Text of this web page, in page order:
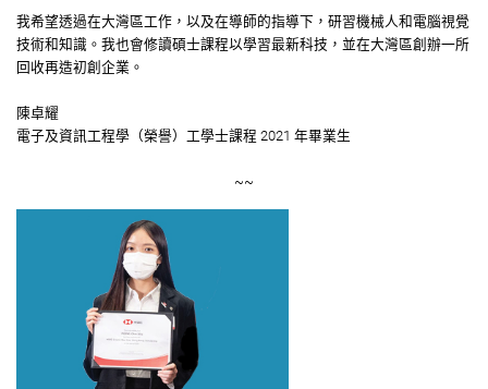
我希望透過在大灣區工作，以及在導師的指導下，研習機械人和電腦視覺
技術和知識。我也會修讀碩士課程以學習最新科技，並在大灣區創辦一所
回收再造初創企業。
陳卓耀
電子及資訊工程學（榮譽）工學士課程 2021 年畢業生
~~